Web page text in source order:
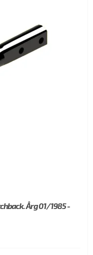
Årg 01/1985 -